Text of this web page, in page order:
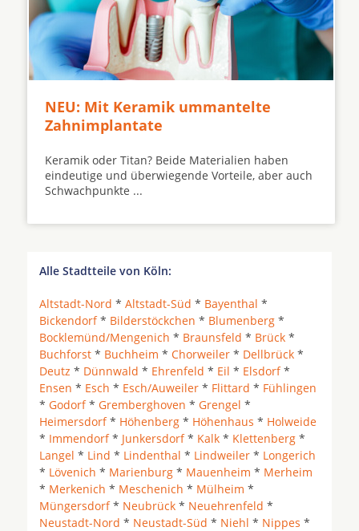
NEU: Mit Keramik ummantelte
Zahnimplantate
Keramik oder Titan? Beide Materialien haben
eindeutige und überwiegende Vorteile, aber auch
Schwachpunkte ...
Alle Stadtteile von Köln:
Altstadt-Nord * Altstadt-Süd * Bayenthal *
Bickendorf* Bilderstöckchen * Blumenberg *
Bocklemünd/Mengenich * Braunsfeld * Brück *
Buchforst * Buchheim * Chorweiler * Dellbrück *
Deutz * Dünnwald * Ehrenfeld * Eil * Elsdorf*
Ensen * Esch * Esch/Auweiler * Flittard * Fühlingen
* Godorf* Gremberghoven * Grengel *
Heimersdorf* Höhenberg * Höhenhaus * Holweide
* Immendorf* Junkersdorf* Kalk * Klettenberg *
Langel * Lind * Lindenthal * Lindweiler * Longerich
* Lövenich * Marienburg * Mauenheim * Merheim
* Merkenich * Meschenich * Mülheim *
Müngersdorf* Neubrück * Neuehrenfeld *
Neustadt-Nord * Neustadt-Süd * Niehl * Nippes *